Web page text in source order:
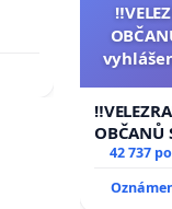
na
OBČANŮ
144
na
42 737